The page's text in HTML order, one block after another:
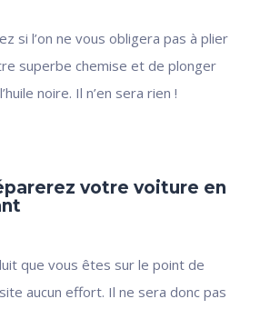
si l’on ne vous obligera pas à plier
superbe chemise et de plonger
noire. Il n’en sera rien !
votre voiture en
que vous êtes sur le point de
aucun effort. Il ne sera donc pas